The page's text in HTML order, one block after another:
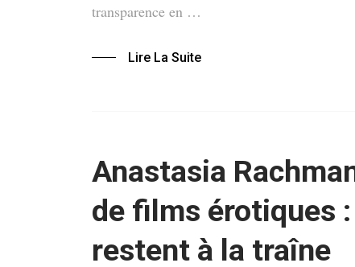
transparence en …
Lire La Suite
Anastasia
de films érotiques
restent à la traîne